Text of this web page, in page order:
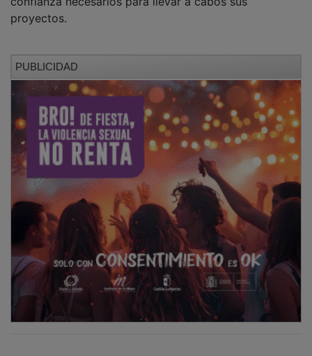
proyectos.